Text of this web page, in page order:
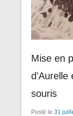
Mise en
souris
Posté le 31